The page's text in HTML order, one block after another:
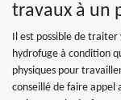
travaux à un
Il est possible de
hydrofuge à condition
physiques pour
conseillé de faire appel